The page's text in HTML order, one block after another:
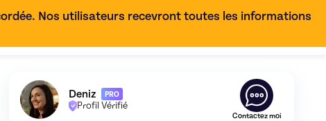
Nos utilisateurs recevront toutes les informations
Découvrez le profil de Skiller enAutres - Cours
Deniz PRO
Profil Vérifié
Contactez moi